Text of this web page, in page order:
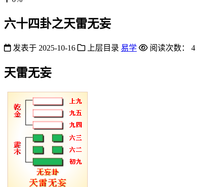
六十四卦之天雷无妄
发表于 2025-10-16 上层目录 易学 阅读次数： 4
天雷无妄